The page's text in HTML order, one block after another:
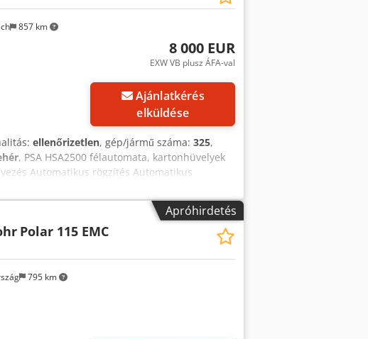
857 km
8 000 EUR
EXW VB plusz ÁFA-val
Ajánlatkérés
elküldése
ellenőrizetlen, gép/jármű száma: 325,
, PSA HSA2500 félautomata, kartonhüvelyek
Automatikus rögzítés Automatikus
Dcedjy Nyb Topfx Aikjk PLC vezérlés
tárolása Alkalmazható:
Apróhirdetés
795 km
Polar 115 EMC